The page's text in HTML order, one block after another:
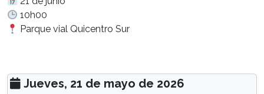
10h00
Parque vial Quicentro Sur
Jueves, 21 de mayo de 2026